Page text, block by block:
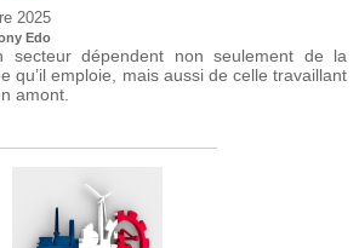
2025
Edo
secteur dépendent non seulement de la
qu’il emploie, mais aussi de celle travaillant
amont.